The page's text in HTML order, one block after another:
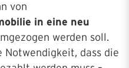
von
in eine neu
werden soll.
dass die